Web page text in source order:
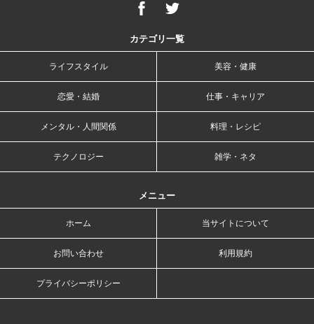
カテゴリ一覧
ライフスタイル 美容・健康
恋愛・結婚 仕事・キャリア
メンタル・人間関係 料理・レシピ
テクノロジー 雑学・ネタ
メニュー
ホーム 当サイトについて
お問い合わせ 利用規約
プライバシーポリシー